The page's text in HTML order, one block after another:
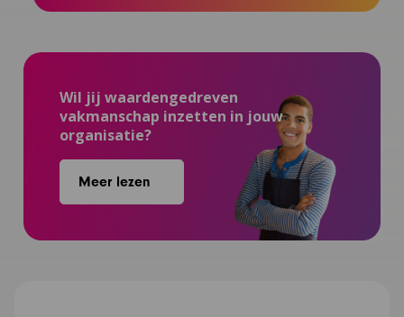
Wil jij waardengedreven
vakmanschap inzetten in jouw
organisatie?
Meer lezen